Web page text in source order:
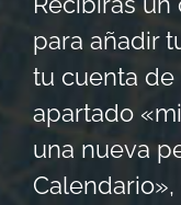
para añadir
tu cuenta de
apartado
una nueva